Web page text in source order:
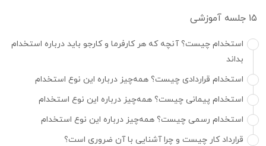
۱۵ جلسه آموزشی
استخدام چیست؟ آنچه که هر کارفرما و کارجو باید درباره استخدام
بداند
استخدام قراردادی ‌چیست؟ همه‌چیز درباره این نوع استخدام
استخدام پیمانی چیست؟ همه‌چیز درباره این نوع استخدام
استخدام رسمی چیست؟ همه‌چیز درباره این نوع استخدام
قرارداد کار چیست و چرا آشنایی با آن ضروری است؟